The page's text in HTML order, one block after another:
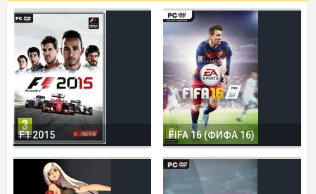
F1 2015 FIFA 16 (ФИФА 16)